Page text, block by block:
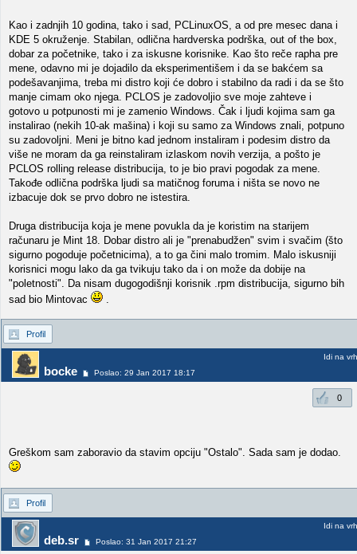
Kao i zadnjih 10 godina, tako i sad, PCLinuxOS, a od pre mesec dana i
KDE 5 okruženje. Stabilan, odlična hardverska podrška, out of the box,
dobar za početnike, tako i za iskusne korisnike. Kao što reče rapha pre
mene, odavno mi je dojadilo da eksperimentišem i da se bakćem sa
podešavanjima, treba mi distro koji će dobro i stabilno da radi i da se što
manje cimam oko njega. PCLOS je zadovoljio sve moje zahteve i
gotovo u potpunosti mi je zamenio Windows. Čak i ljudi kojima sam ga
instalirao (nekih 10-ak mašina) i koji su samo za Windows znali, potpuno
su zadovoljni. Meni je bitno kad jednom instaliram i podesim distro da
više ne moram da ga reinstaliram izlaskom novih verzija, a pošto je
PCLOS rolling release distribucija, to je bio pravi pogodak za mene.
Takođe odlična podrška ljudi sa matičnog foruma i ništa se novo ne
izbacuje dok se prvo dobro ne istestira.
Druga distribucija koja je mene povukla da je koristim na starijem
računaru je Mint 18. Dobar distro ali je "prenabudžen" svim i svačim (što
sigurno pogoduje početnicima), a to ga čini malo tromim. Malo iskusniji
korisnici mogu lako da ga tvikuju tako da i on može da dobije na
"poletnosti". Da nisam dugogodišnji korisnik .rpm distribucija, sigurno bih
sad bio Mintovac
.
Profil
bocke Poslao: 29 Jan 2017 18:17
Idi na vrh
0
Greškom sam zaboravio da stavim opciju "Ostalo". Sada sam je dodao.
Profil
deb.sr Poslao: 31 Jan 2017 21:27
Idi na vrh